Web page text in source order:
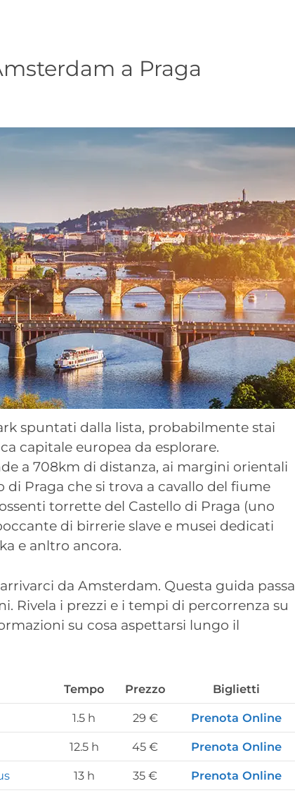
a Praga
spuntati dalla lista, probabilmente stai
capitale europea da esplorare.
a 708km di distanza, ai margini orientali
di Praga che si trova a cavallo del fiume
torrette del Castello di Praga (uno
di birrerie slave e musei dedicati
e anltro ancora.
da Amsterdam. Questa guida passa
Rivela i prezzi e i tempi di percorrenza su
su cosa aspettarsi lungo il
Tempo Prezzo Biglietti
1.5 h 29 € Prenota Online
12.5 h 45 € Prenota Online
13 h 35 € Prenota Online